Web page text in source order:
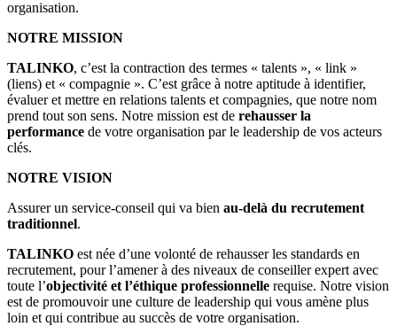
organisation.
NOTRE MISSION
TALINKO, c’est la contraction des termes « talents », « link »
(liens) et « compagnie ». C’est grâce à notre aptitude à identifier,
évaluer et mettre en relations talents et compagnies, que notre nom
prend tout son sens. Notre mission est de rehausser la
performance de votre organisation par le leadership de vos acteurs
clés.
NOTRE VISION
Assurer un service-conseil qui va bien au-delà du recrutement
traditionnel.
TALINKO est née d’une volonté de rehausser les standards en
recrutement, pour l’amener à des niveaux de conseiller expert avec
toute l’objectivité et l’éthique professionnelle requise. Notre vision
est de promouvoir une culture de leadership qui vous amène plus
loin et qui contribue au succès de votre organisation.